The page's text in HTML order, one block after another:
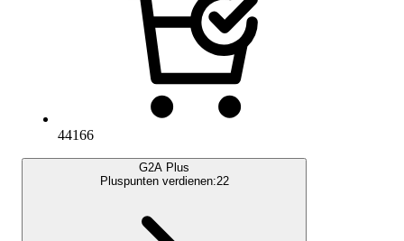
44166
G2A Plus
Pluspunten verdienen:22